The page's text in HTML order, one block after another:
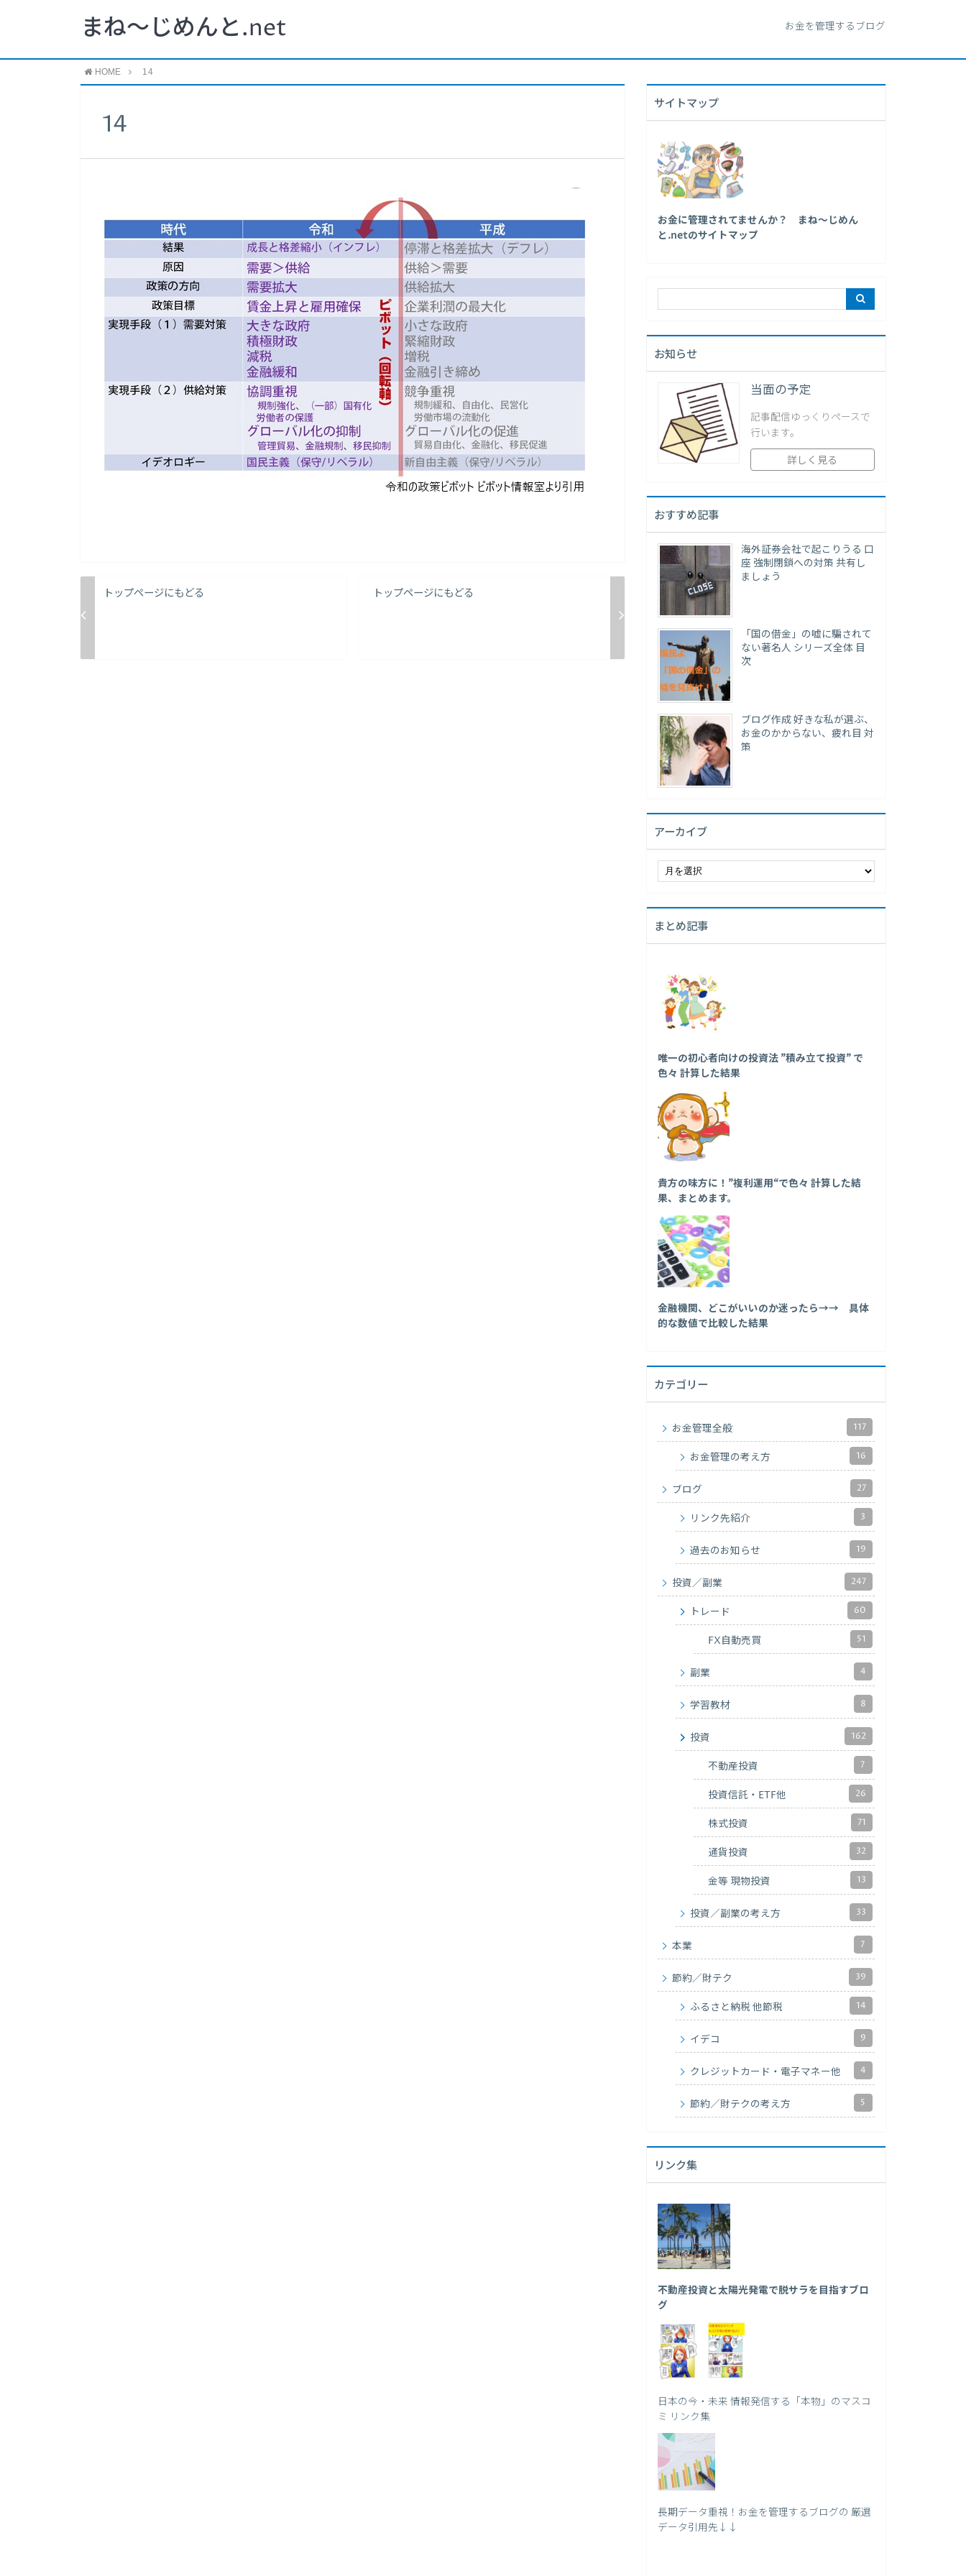
まね～じめんと.net お金を管理するブログ
HOME 14
14
トップページにもどる トップページにもどる
サイトマップ
お金に管理されてませんか？ まね～じめん
と.netのサイトマップ
お知らせ
当面の予定
記事配信ゆっくりペースで
行います。
詳しく見る
おすすめ記事
海外証券会社で起こりうる 口
座 強制閉鎖への対策 共有し
ましょう
「国の借金」の嘘に騙されて
ない著名人 シリーズ全体 目
次
ブログ作成 好きな私が選ぶ、
お金のかからない、疲れ目 対
策
アーカイブ
イ
ブまとめ記事
唯一の初心者向けの投資法 ”積み立て投資” で
色々 計算した結果
貴方の味方に！”複利運用“で色々 計算した結
果、まとめます。
金融機関、どこがいいのか迷ったら→→ 具体
的な数値で比較した結果
カテゴリー
お金管理全般 117
お金管理の考え方 16
ブログ 27
リンク先紹介 3
過去のお知らせ 19
投資／副業 247
トレード 60
FX自動売買 51
副業 4
学習教材 8
投資 162
不動産投資 7
投資信託・ETF他 26
株式投資 71
通貨投資 32
金等 現物投資 13
投資／副業の考え方 33
本業 7
節約／財テク 39
ふるさと納税 他節税 14
イデコ 9
クレジットカード・電子マネー他 4
節約／財テクの考え方 5
リンク集
不動産投資と太陽光発電で脱サラを目指すブロ
グ
日本の今・未来 情報発信する「本物」のマスコ
ミ リンク集
長期データ重視！お金を管理するブログの 厳選
データ引用先↓↓